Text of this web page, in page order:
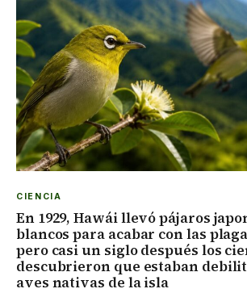
CIENCIA
En 1929, Hawái llevó pájaros
blancos para acabar con las
pero casi un siglo después los
descubrieron que estaban
aves nativas de la isla